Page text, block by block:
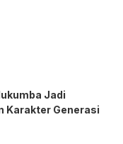
Jadi
Karakter Generasi